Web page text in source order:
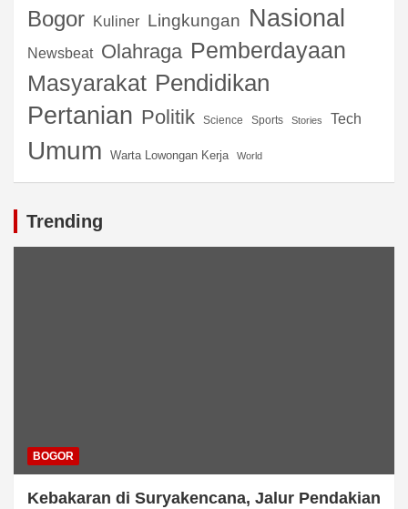
Bogor
Kuliner Lingkungan Nasional
Newsbeat Olahraga Pemberdayaan
Masyarakat Pendidikan
Pertanian Politik Science Sports Stories Tech
Umum Warta Lowongan Kerja World
Trending
BOGOR
Kebakaran di Suryakencana, Jalur Pendakian